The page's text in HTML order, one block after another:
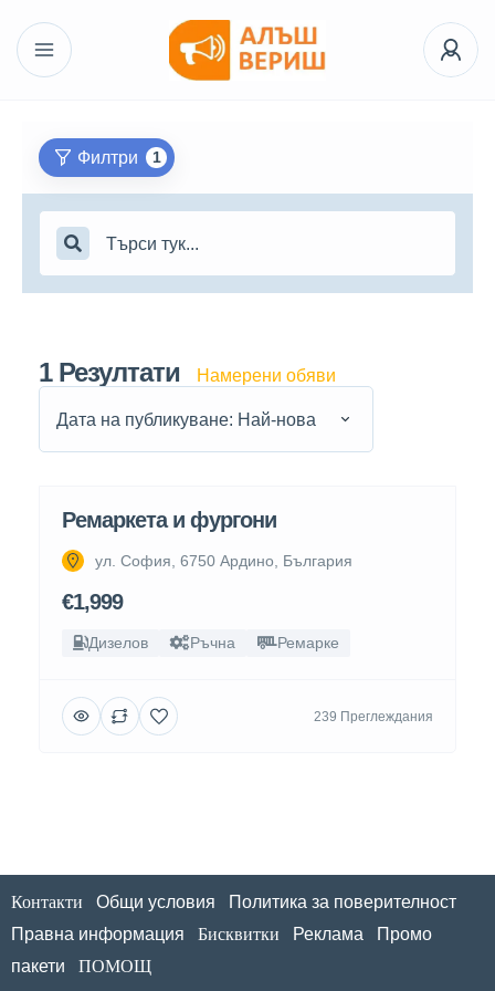
Филтри 1
1 Резултати Намерени обяви
Дата на публикуване: Най-нова
Ремаркета и фургони
ул. София, 6750 Ардино, България
€1,999
Дизелов Ръчна Ремарке
239 Преглеждания
Контакти Общи условия
Политика за поверителност
Правна информация
Бисквитки Реклама
Промо
пакети
ПОМОЩ